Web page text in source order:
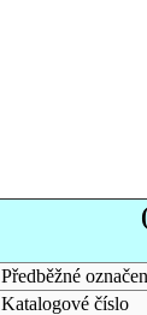
Předběžné
Katalogové číslo